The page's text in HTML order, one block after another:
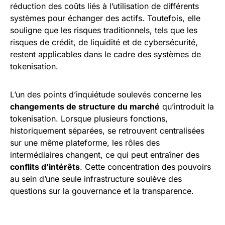
réduction des coûts liés à l’utilisation de différents
systèmes pour échanger des actifs. Toutefois, elle
souligne que les risques traditionnels, tels que les
risques de crédit, de liquidité et de cybersécurité,
restent applicables dans le cadre des systèmes de
tokenisation.
L’un des points d’inquiétude soulevés concerne les
changements de structure du marché qu’introduit la
tokenisation. Lorsque plusieurs fonctions,
historiquement séparées, se retrouvent centralisées
sur une même plateforme, les rôles des
intermédiaires changent, ce qui peut entraîner des
conflits d’intérêts. Cette concentration des pouvoirs
au sein d’une seule infrastructure soulève des
questions sur la gouvernance et la transparence.